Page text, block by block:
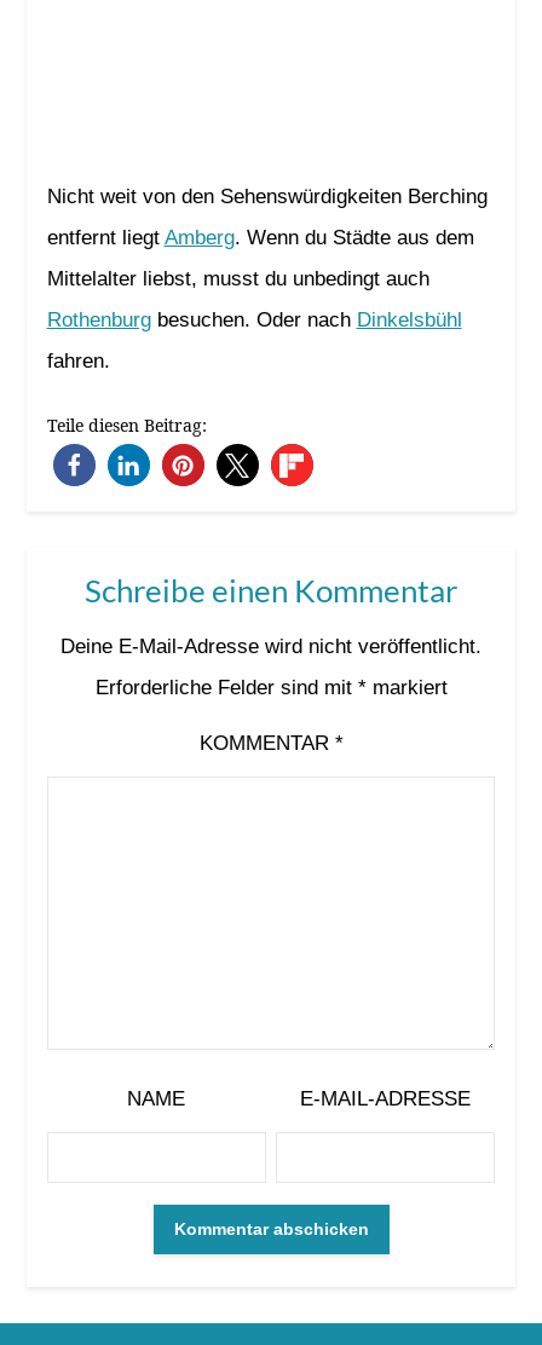
Nicht weit von den Sehenswürdigkeiten Berching
entfernt liegt Amberg. Wenn du Städte aus dem
Mittelalter liebst, musst du unbedingt auch
Rothenburgbesuchen. Oder nach Dinkelsbühl
fahren.
Teile diesen Beitrag:
Schreibe einen Kommentar
Deine E-Mail-Adresse wird nicht veröffentlicht.
Erforderliche Felder sind mit *markiert
KOMMENTAR *
NAME E-MAIL-ADRESSE